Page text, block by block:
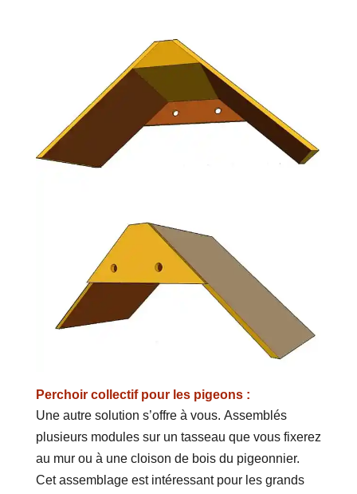
Perchoir collectif pour les pigeons :
Une autre solution s’offre à vous. Assemblés
plusieurs modules sur un tasseau que vous fixerez
au mur ou à une cloison de bois du pigeonnier.
Cet assemblage est intéressant pour les grands